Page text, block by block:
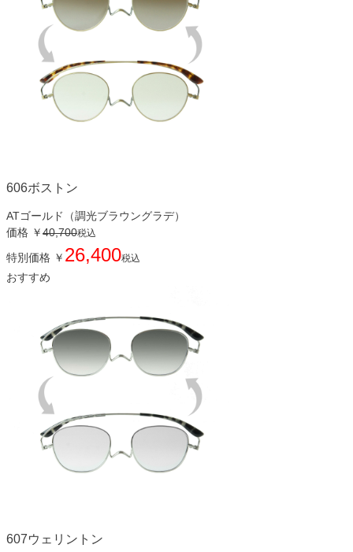
606ボストン
ATゴールド（調光ブラウングラデ）
価格 ￥40,700税込
特別価格 ￥ 26,400税込
おすすめ
607ウェリントン